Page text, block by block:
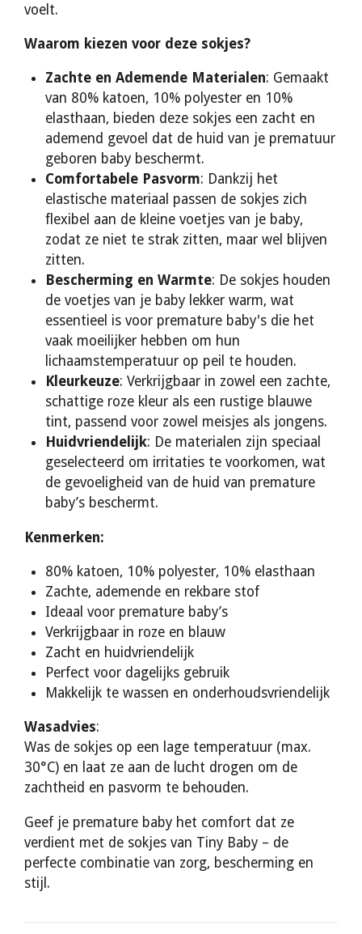
voelt.
Waarom kiezen voor deze sokjes?
Zachte en Ademende Materialen: Gemaakt
van 80% katoen, 10% polyester en 10%
elasthaan, bieden deze sokjes een zacht en
ademend gevoel dat de huid van je prematuur
geboren baby beschermt.
Comfortabele Pasvorm: Dankzij het
elastische materiaal passen de sokjes zich
flexibel aan de kleine voetjes van je baby,
zodat ze niet te strak zitten, maar wel blijven
zitten.
Bescherming en Warmte: De sokjes houden
de voetjes van je baby lekker warm, wat
essentieel is voor premature baby's die het
vaak moeilijker hebben om hun
lichaamstemperatuur op peil te houden.
Kleurkeuze: Verkrijgbaar in zowel een zachte,
schattige roze kleur als een rustige blauwe
tint, passend voor zowel meisjes als jongens.
Huidvriendelijk: De materialen zijn speciaal
geselecteerd om irritaties te voorkomen, wat
de gevoeligheid van de huid van premature
baby’s beschermt.
Kenmerken:
80% katoen, 10% polyester, 10% elasthaan
Zachte, ademende en rekbare stof
Ideaal voor premature baby’s
Verkrijgbaar in roze en blauw
Zacht en huidvriendelijk
Perfect voor dagelijks gebruik
Makkelijk te wassen en onderhoudsvriendelijk
Wasadvies:
Was de sokjes op een lage temperatuur (max.
30°C) en laat ze aan de lucht drogen om de
zachtheid en pasvorm te behouden.
Geef je premature baby het comfort dat ze
verdient met de sokjes van Tiny Baby – de
perfecte combinatie van zorg, bescherming en
stijl.